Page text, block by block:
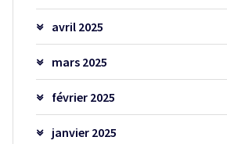
avril 2025
mars 2025
février 2025
janvier 2025